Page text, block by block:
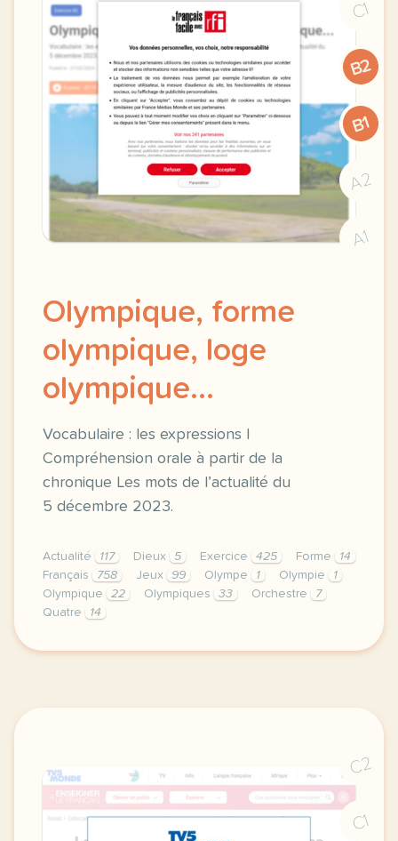
C1
B2
B1
A2
A1
Olympique, forme
olympique, loge
olympique...
Vocabulaire : les expressions |
Compréhension orale à partir de la
chronique Les mots de l’actualité du
5 décembre 2023.
Actualité 117 Dieux 5 Exercice 425 Forme
14
Français
758 Jeux 99 Olympe 1 Olympie
1
Olympique
22 Olympiques 33 Orchestre
7
Quatre
14
exercice b2 olympique forme olympique loge
C2
C1